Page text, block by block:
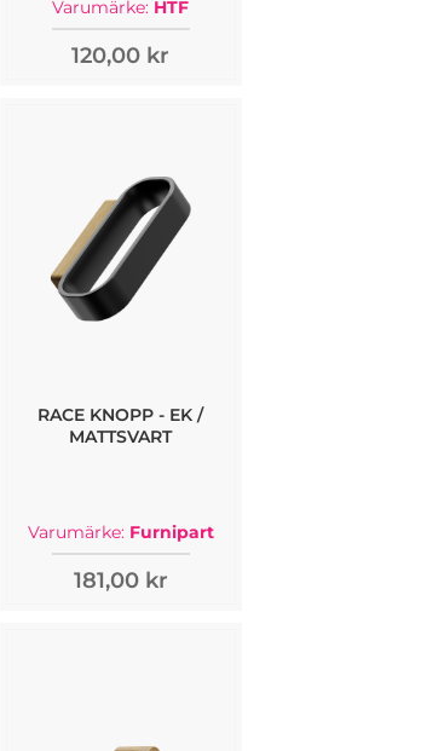
Varumärke: HTF
120,00 kr
RACE KNOPP - EK /
MATTSVART
Varumärke: Furnipart
181,00 kr